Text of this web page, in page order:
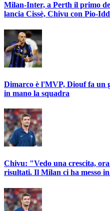
Milan-Inter, a Perth il primo
lancia Cissè, Chivu con Pio-
Dimarco è l'MVP, Diouf fa un
in mano la squadra
Chivu: "Vedo una crescita,
risultati. Il Milan ci ha messo